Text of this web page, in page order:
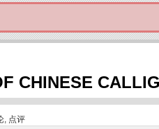
CHINESE
, 点评